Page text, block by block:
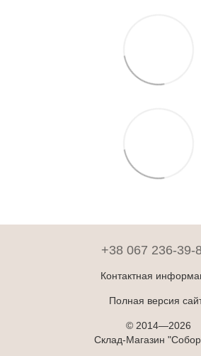
+38 067 236-39-
Контактная
Полная версия
© 2014—2026
Склад-Магазин